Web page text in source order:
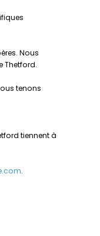
Nous
Thetford.
tenons
tiennent à
.